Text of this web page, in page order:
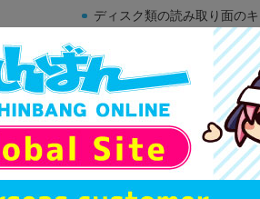
ディスク類の読み取り面の
※詳細につきましてはコチラ
状態 :A
オンライン